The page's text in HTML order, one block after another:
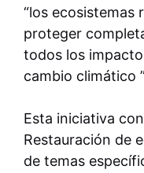
“los ecosistemas
proteger
todos los
cambio climático
Esta iniciativa
Restauración de
de temas